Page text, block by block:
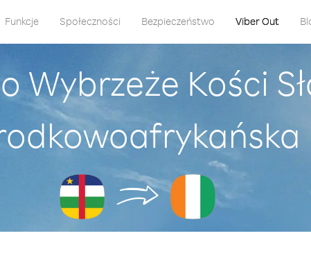
Funkcje Społeczności Bezpieczeństwo Viber Out
Wybrzeże Kości